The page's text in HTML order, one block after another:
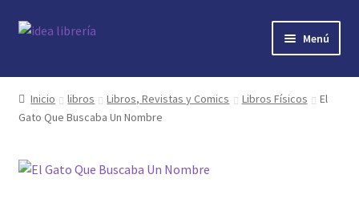
Ir
Ir
Menú
Inicio
contacto
libros
Inicio libros Libros, Revistas y Comics Libros Físicos
El
Gato Que Buscaba Un Nombre